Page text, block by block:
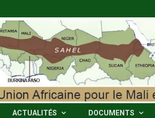
ACTUALITÉS DOCUMENTS